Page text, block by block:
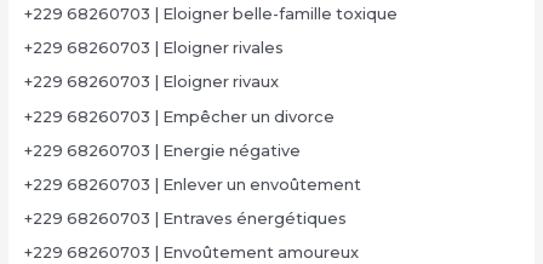
+229 68260703 | Eloigner belle-famille toxique
+229 68260703 | Eloigner rivales
+229 68260703 | Eloigner rivaux
+229 68260703 | Empêcher un divorce
+229 68260703 | Energie négative
+229 68260703 | Enlever un envoûtement
+229 68260703 | Entraves énergétiques
+229 68260703 | Envoûtement amoureux